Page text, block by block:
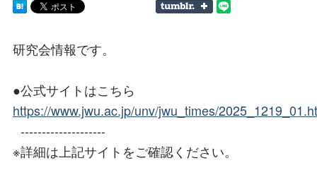
研究会情報です。
●公式サイトはこちら
https://www.jwu.ac.jp/unv/jwu_times/
--------------------
※詳細は上記サイトをご確認ください。